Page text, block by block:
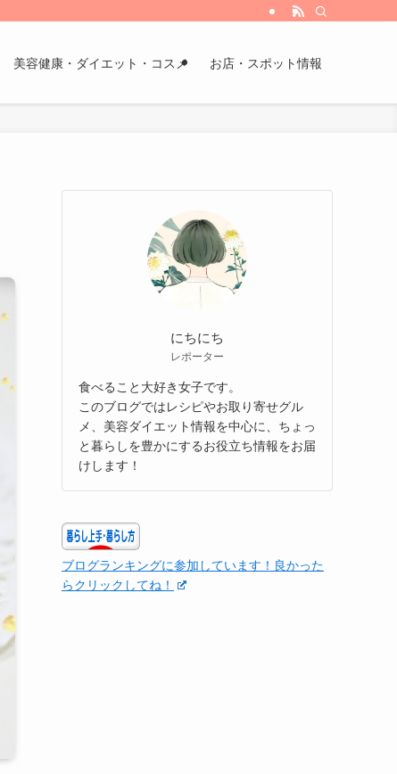
美容健康・ダイエット・コスメ お店・スポット情報
にちにち
レポーター
食べること大好き女子です。
このブログではレシピやお取り寄せグル
メ、美容ダイエット情報を中心に、ちょっ
と暮らしを豊かにするお役立ち情報をお届
けします！
ブログランキングに参加しています！良かった
らクリックしてね！